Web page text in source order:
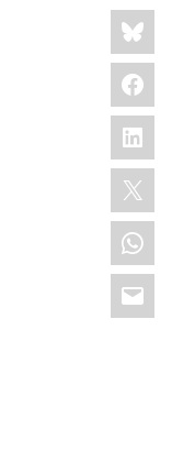
Share
this:
X
Email